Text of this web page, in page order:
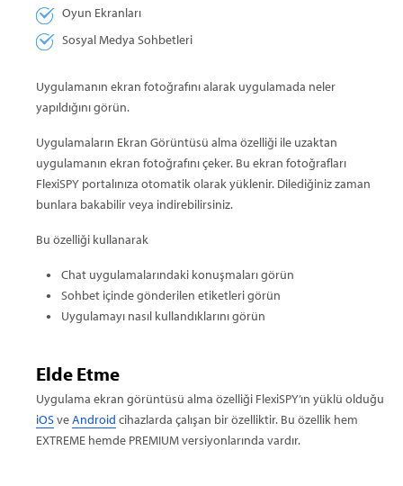
Oyun Ekranları
Sosyal Medya Sohbetleri
Uygulamanın ekran fotoğrafını alarak uygulamada neler
yapıldığını görün.
Uygulamaların Ekran Görüntüsü alma özelliği ile uzaktan
uygulamanın ekran fotoğrafını çeker. Bu ekran fotoğrafları
FlexiSPY portalınıza otomatik olarak yüklenir. Dilediğiniz zaman
bunlara bakabilir veya indirebilirsiniz.
Bu özelliği kullanarak
Chat uygulamalarındaki konuşmaları görün
Sohbet içinde gönderilen etiketleri görün
Uygulamayı nasıl kullandıklarını görün
Elde Etme
Uygulama ekran görüntüsü alma özelliği FlexiSPY’ın yüklü olduğu
iOSveAndroid cihazlarda çalışan bir özelliktir. Bu özellik hem
EXTREME hemde PREMIUM versiyonlarında vardır.